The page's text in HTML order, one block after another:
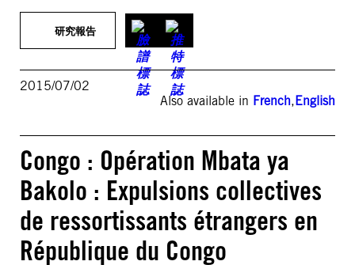
研究報告
2015/07/02
Also available in French,English
Congo : Opération Mbata ya
Bakolo : Expulsions collectives
de ressortissants étrangers en
République du Congo